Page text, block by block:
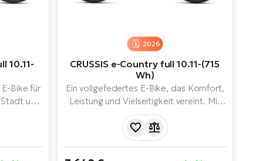
10.11-
Bike für
und
2026
CRUSSIS e-Country full 10.11-(715
Wh)
Ein vollgefedertes E-Bike, das Komfort,
Leistung und Vielseitigkeit vereint. Mit
Motor, dem 715-Wh-Akku, den